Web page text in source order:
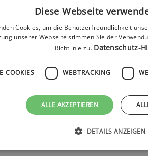
befestigen kann. Der Gurt hat eine
Sie uns einfach über
Diese Webseite
Cookies, um die Benutzerfreundlichkeit
unserer Webseite stimmen Sie der
Richtlinie zu. Datenschutz-
COOKIES WEBTRACKING
ALLE AKZEPTIEREN
DETAILS ANZEIGEN